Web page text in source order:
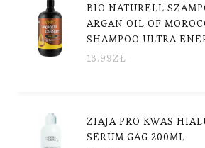
BIO NATURELL
ARGAN OIL OF
SHAMPOO ULTRA
13.99ZŁ
ZIAJA PRO KWAS
SERUM GAG 200ML